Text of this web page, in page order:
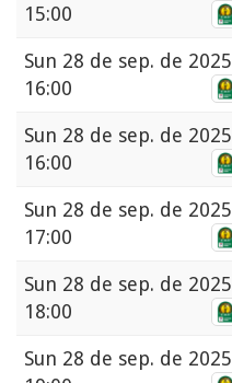
15:00
Sun 28 de sep. de 2025
16:00
Sun 28 de sep. de 2025
16:00
Sun 28 de sep. de 2025
17:00
Sun 28 de sep. de 2025
18:00
Sun 28 de sep. de 2025